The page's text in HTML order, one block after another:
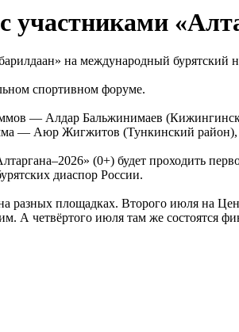
участниками
на международный бурятский
спортивном форуме.
— Алдар Бальжинимаев
— Аюр Жигжитов (Тункинский
(0+) будет проходить
диаспор России.
разных площадках. Второго июля на
А четвёртого июля там же состоятся